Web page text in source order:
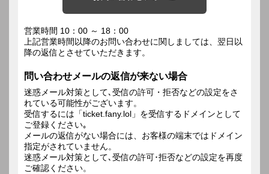
営業時間 10：00 ～ 18：00
上記営業時間以降のお問い合わせに関しましては、翌日以
降の返信とさせていただきます。
問い合わせメールの返信が来ない場合
迷惑メール対策として､受信の許可・拒否などの設定をさ
れている可能性がございます。
受信するには「ticket.fany.lol」を受信するドメインとして
ご登録ください｡
メールの返信がない場合には、お客様の端末ではドメイン
指定がされていません。
迷惑メール対策として､受信の許可･拒否などの設定を再度
ご確認ください。